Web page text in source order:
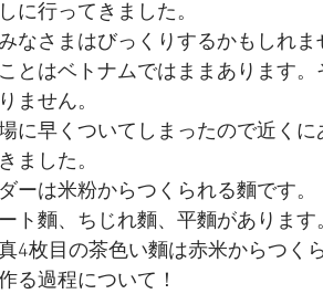
に行ってきました。
なさまはびっくりするかもしれ
とはベトナムではままあります
ません。
に早くついてしまったので近く
ました。
ーは米粉からつくられる麵です。
ト麵、ちじれ麵、平麵があります
真4枚目の茶色い麵は赤米からつく
る過程について！